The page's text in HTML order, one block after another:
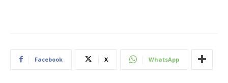
Facebook X WhatsApp